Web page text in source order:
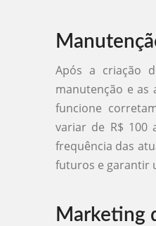
Após a criação
manutenção e as
funcione
variar de R$ 100
frequência das
futuros e garantir
Marketing